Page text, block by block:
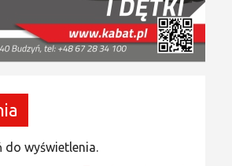
do wyświetlenia.